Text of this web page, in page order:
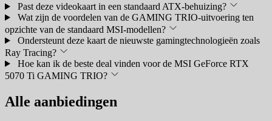
Past deze videokaart in een standaard ATX-behuizing?
Wat zijn de voordelen van de GAMING TRIO-uitvoering ten
opzichte van de standaard MSI-modellen?
Ondersteunt deze kaart de nieuwste gamingtechnologieën zoals
Ray Tracing?
Hoe kan ik de beste deal vinden voor de MSI GeForce RTX
5070 Ti GAMING TRIO?
Alle aanbiedingen